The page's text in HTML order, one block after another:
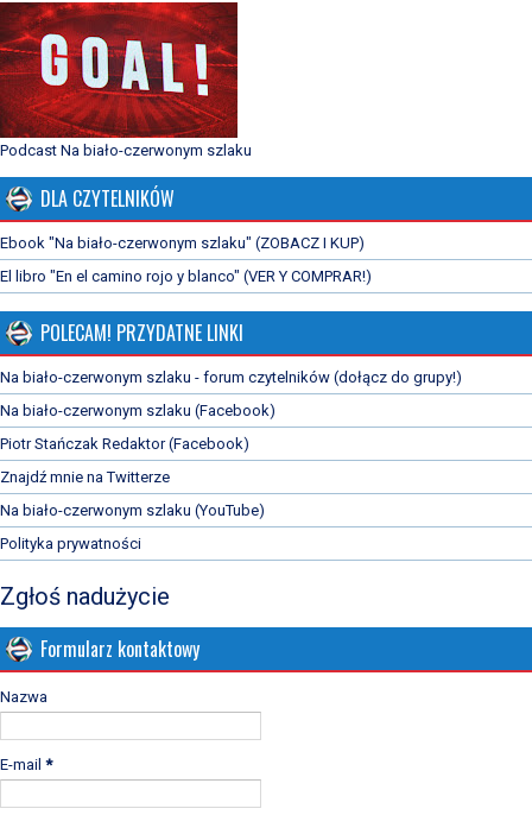
Podcast Na biało-czerwonym szlaku
DLA CZYTELNIKÓW
Ebook "Na biało-czerwonym szlaku" (ZOBACZ I KUP)
El libro "En el camino rojo y blanco" (VER Y COMPRAR!)
POLECAM! PRZYDATNE LINKI
Na biało-czerwonym szlaku - forum czytelników (dołącz do grupy!)
Na biało-czerwonym szlaku (Facebook)
Piotr Stańczak Redaktor (Facebook)
Znajdź mnie na Twitterze
Na biało-czerwonym szlaku (YouTube)
Polityka prywatności
Zgłoś nadużycie
Formularz kontaktowy
Nazwa
E-mail *